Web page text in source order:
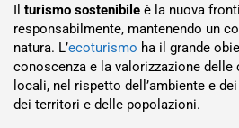
Il turismo sostenibile è la nuova
responsabilmente, mantenendo un
natura. L’ecoturismo ha il grande
conoscenza e la valorizzazione
locali, nel rispetto dell’ambiente e
dei territori e delle popolazioni.